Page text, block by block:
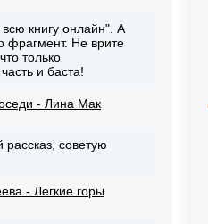
книгу онлайн". А
фрагмент. Не врите
только
и баста!
- Лина Мак
советую
- Легкие горы